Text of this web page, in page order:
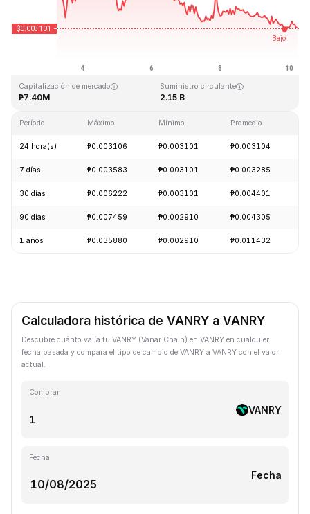
Capitalización de mercado
₱7.40M
Suministro circulante
2.15 B
Período Máximo Mínimo Promedio
24 hora(s) ₱0.003106 ₱0.003101 ₱0.003104
7 días ₱0.003583 ₱0.003101 ₱0.003285
30 días ₱0.006222 ₱0.003101 ₱0.004401
90 días ₱0.007459 ₱0.002910 ₱0.004305
1 años ₱0.035880 ₱0.002910 ₱0.011432
Calculadora histórica de VANRY a VANRY
Descubre cuánto valía tu VANRY (Vanar Chain) en VANRY en cualquier
fecha pasada y compara el tipo de cambio de VANRY a VANRY con el valor
actual.
Comprar
VANRY
Fecha
Fecha